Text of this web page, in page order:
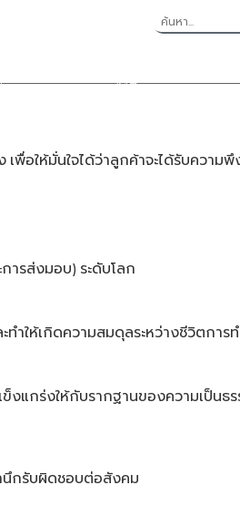
เพื่อให้มั่นใจได้ว่าลูกค้าจะได้รับความ
การส่งมอบ) ระดับโลก
ทำให้เกิดความสมดุลระหว่างชีวิตการ
งแกร่งให้กับรากฐานของความเป็นธ
กรับผิดชอบต่อสังคม